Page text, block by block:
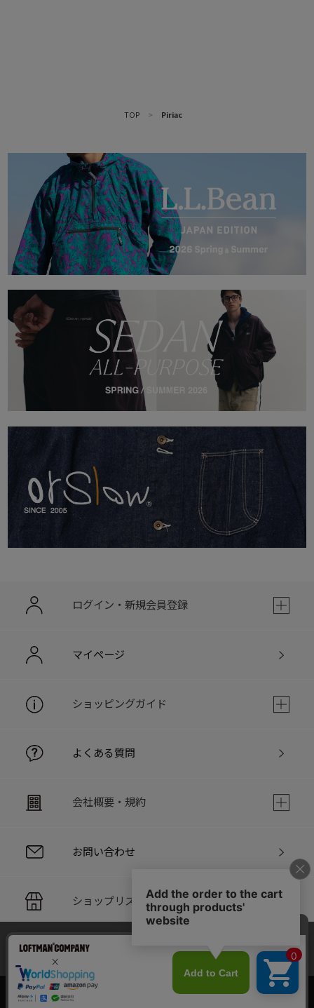
TOP > Piriac
ログイン・新規会員登録
マイページ
ショッピングガイド
よくある質問
会社概要・規約
お問い合わせ
ショップリスト
PC版サイト
当サイトでは利用体験の向上およびコンテンツの最適な提供、ト
ラフィックの分析を目的としてCookieを使用しています。
サイトの閲覧を継続された場合、Cookieの利用に同意したことも
のといたします。
詳細については